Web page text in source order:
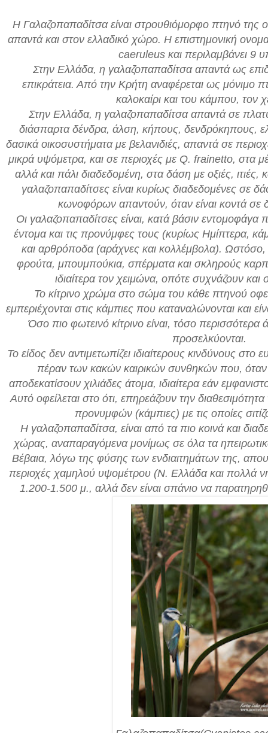
H Γαλαζοπαπαδίτσα είναι στρουθιόμορφο πτηνό της
απαντά και στον ελλαδικό χώρο. Η επιστημονική
caeruleus και περιλαμβάνει 9
Στην Ελλάδα, η γαλαζοπαπαδίτσα απαντά ως
επικράτεια. Από την Κρήτη αναφέρεται ως μόνιμο
καλοκαίρι και του κάμπου, τον
Στην Ελλάδα, η γαλαζοπαπαδίτσα απαντά σε
διάσπαρτα δένδρα, άλση, κήπους, δενδρόκηπους,
δασικά οικοσυστήματα με βελανιδιές, απαντά σε
μικρά υψόμετρα, και σε περιοχές με Q. frainetto, στα
αλλά και πάλι διαδεδομένη, στα δάση με οξιές, ιτιές,
γαλαζοπαπαδίτσες είναι κυρίως διαδεδομένες σε
κωνοφόρων απαντούν, όταν είναι κοντά
Οι γαλαζοπαπαδίτσες είναι, κατά βάσιν εντομοφάγα
έντομα και τις προνύμφες τους (κυρίως Ημίπτερα,
και αρθρόποδα (αράχνες και κολλέμβολα).
φρούτα, μπουμπούκια, σπέρματα και σκληρούς
ιδιαίτερα τον χειμώνα, οπότε συχνάζουν και
Το κίτρινο χρώμα στο σώμα του κάθε πτηνού
εμπεριέχονται στις κάμπιες που καταναλώνονται και
Όσο πιο φωτεινό κίτρινο είναι, τόσο περισσότερα
προσελκύονται.
Το είδος δεν αντιμετωπίζει ιδιαίτερους κινδύνους
πέραν των κακών καιρικών συνθηκών που,
αποδεκατίσουν χιλιάδες άτομα, ιδιαίτερα εάν
Αυτό οφείλεται στο ότι, επηρεάζουν την
προνυμφών (κάμπιες) με τις οποίες
Η γαλαζοπαπαδίτσα, είναι από τα πιο κοινά και
χώρας, αναπαραγόμενα μονίμως σε όλα τα
Βέβαια, λόγω της φύσης των ενδιαιτημάτων της,
περιοχές χαμηλού υψομέτρου (Ν. Ελλάδα και πολλά
1.200-1.500 μ., αλλά δεν είναι σπάνιο να